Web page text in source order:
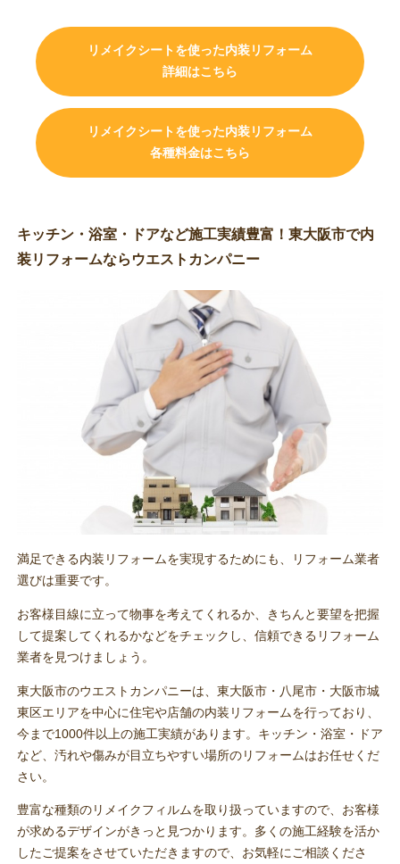
リメイクシートを使った内装リフォーム
詳細はこちら
リメイクシートを使った内装リフォーム
各種料金はこちら
キッチン・浴室・ドアなど施工実績豊富！東大阪市で内
装リフォームならウエストカンパニー
満足できる内装リフォームを実現するためにも、リフォーム業者
選びは重要です。
お客様目線に立って物事を考えてくれるか、きちんと要望を把握
して提案してくれるかなどをチェックし、信頼できるリフォーム
業者を見つけましょう。
東大阪市のウエストカンパニーは、東大阪市・八尾市・大阪市城
東区エリアを中心に住宅や店舗の内装リフォームを行っており、
今まで1000件以上の施工実績があります。キッチン・浴室・ドア
など、汚れや傷みが目立ちやすい場所のリフォームはお任せくだ
さい。
豊富な種類のリメイクフィルムを取り扱っていますので、お客様
が求めるデザインがきっと見つかります。多くの施工経験を活か
したご提案をさせていただきますので、お気軽にご相談くださ